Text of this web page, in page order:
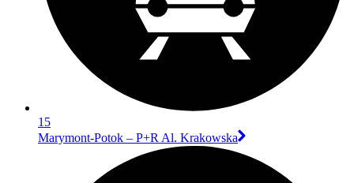
15
Marymont-Potok – P+R Al. Krakowska